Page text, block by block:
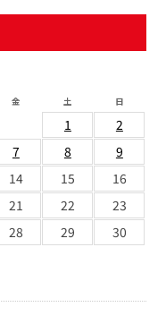
金 土 日
1
2
7 8
9
14 15
16
21 22
23
28 29
30